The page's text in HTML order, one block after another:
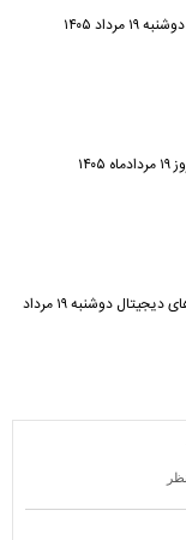
۱۴۰۵
قیمت بیت کوین و ارز‌های دیجیتال دوشنبه ۱۹ مرداد